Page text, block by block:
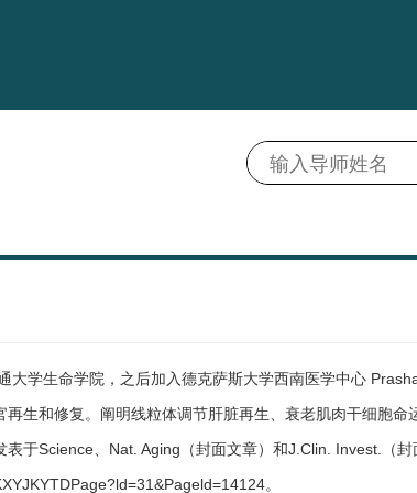
大学生命学院，之后加入德克萨斯大学西南医学中心
生和修复。阐明线粒体调节肝脏再生、衰老肌肉干细胞命
表于Science、Nat. Aging（封面文章）和J.Clin. Invest.（
。